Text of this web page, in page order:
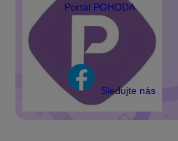
Portál POHODA
Sledujte nás